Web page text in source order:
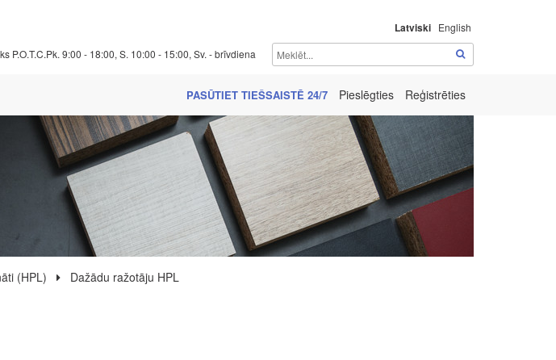
Latviski English
P.O.T.C.Pk. 9:00 - 18:00, S. 10:00 - 15:00, Sv. - brīvdiena
PASŪTIET TIEŠSAISTĒ 24/7 Pieslēgties Reģistrēties
(HPL) Dažādu ražotāju HPL